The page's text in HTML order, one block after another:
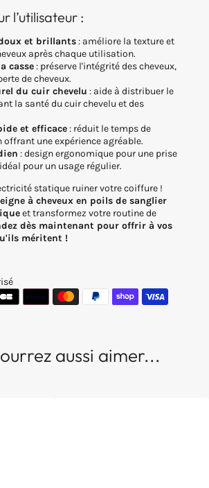
l’utilisateur :
et brillants: améliore la texture et
après chaque utilisation.
casse: préserve l'intégrité des cheveux,
de cheveux.
du cuir chevelu : aide à distribuer le
la santé du cuir chevelu et des
et efficace: réduit le temps de
une expérience agréable.
: design ergonomique pour une prise
pour un usage régulier.
statique ruiner votre coiffure !
à cheveux en poils de sanglier
et transformez votre routine de
dès maintenant pour offrir à vos
méritent !
aussi aimer...